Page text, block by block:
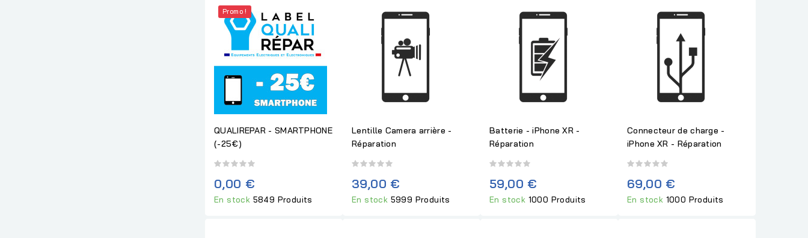
Promo !
QUALIREPAR - SMARTPHONE
(-25€)
0,00 €
En stock 5849 Produits
Lentille Camera arrière -
Réparation
39,00 €
En stock 5999 Produits
Batterie - iPhone XR -
Réparation
59,00 €
En stock 1000 Produits
Connecteur de charge -
iPhone XR - Réparation
69,00 €
En stock 1000 Produits